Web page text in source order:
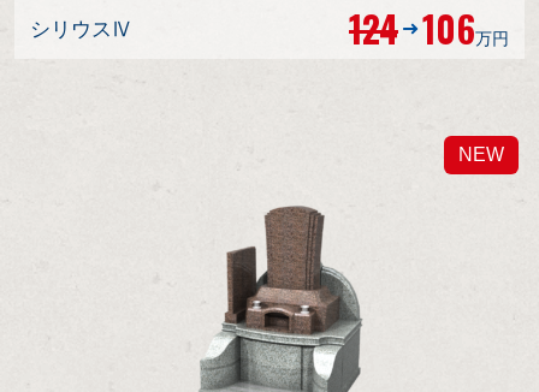
シリウスⅣ 124 106万円
NEW